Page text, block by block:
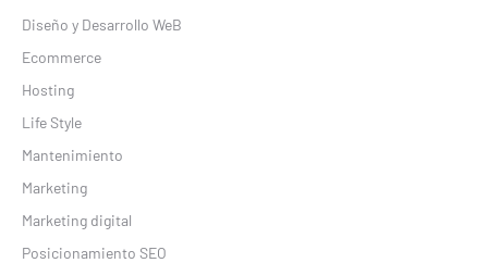
Diseño y Desarrollo WeB
Ecommerce
Hosting
Life Style
Mantenimiento
Marketing
Marketing digital
Posicionamiento SEO